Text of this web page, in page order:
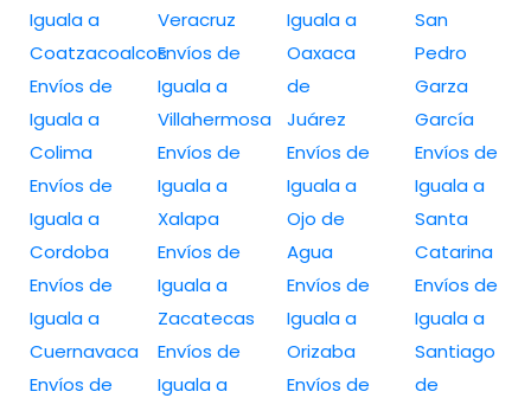
Iguala a
Coatzacoalcos
Envíos de
Iguala a
Colima
Envíos de
Iguala a
Cordoba
Envíos de
Iguala a
Cuernavaca
Envíos de
Veracruz
Envíos de
Iguala a
Villahermosa
Envíos de
Iguala a
Xalapa
Envíos de
Iguala a
Zacatecas
Envíos de
Iguala a
Iguala a
Oaxaca
de
Juárez
Envíos de
Iguala a
Ojo de
Agua
Envíos de
Iguala a
Orizaba
Envíos de
San
Pedro
Garza
García
Envíos de
Iguala a
Santa
Catarina
Envíos de
Iguala a
Santiago
de